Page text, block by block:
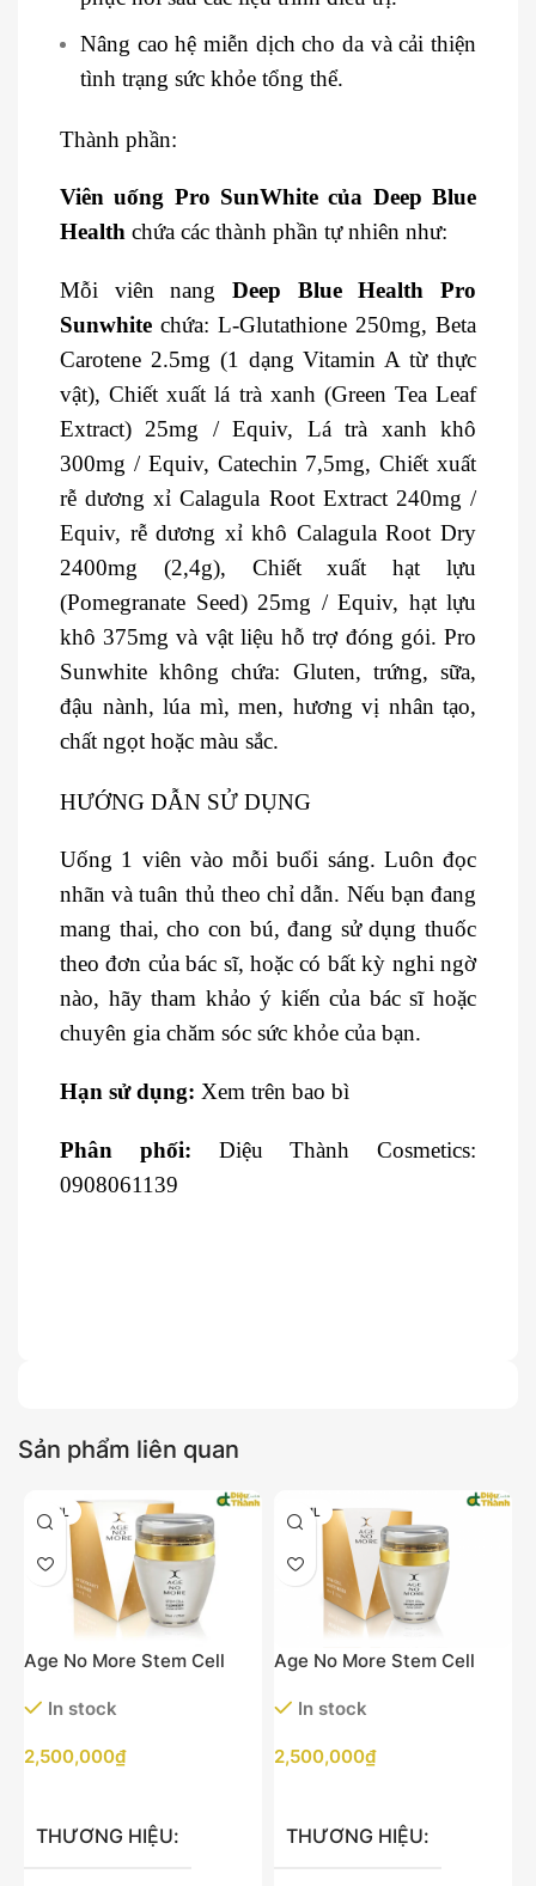
Nâng cao hệ miễn dịch cho da và cải thiện
tình trạng sức khỏe tổng thể.
Thành phần:
Viên uống Pro SunWhite của Deep Blue
Health chứa các thành phần tự nhiên như:
Mỗi viên nang Deep Blue Health Pro
Sunwhite chứa: L-Glutathione 250mg, Beta
Carotene 2.5mg (1 dạng Vitamin A từ thực
vật), Chiết xuất lá trà xanh (Green Tea Leaf
Extract) 25mg / Equiv, Lá trà xanh khô
300mg / Equiv, Catechin 7,5mg, Chiết xuất
rễ dương xỉ Calagula Root Extract 240mg /
Equiv, rễ dương xỉ khô Calagula Root Dry
2400mg (2,4g), Chiết xuất hạt lựu
(Pomegranate Seed) 25mg / Equiv, hạt lựu
khô 375mg và vật liệu hỗ trợ đóng gói. Pro
Sunwhite không chứa: Gluten, trứng, sữa,
đậu nành, lúa mì, men, hương vị nhân tạo,
chất ngọt hoặc màu sắc.
HƯỚNG DẪN SỬ DỤNG
Uống 1 viên vào mỗi buổi sáng. Luôn đọc
nhãn và tuân thủ theo chỉ dẫn. Nếu bạn đang
mang thai, cho con bú, đang sử dụng thuốc
theo đơn của bác sĩ, hoặc có bất kỳ nghi ngờ
nào, hãy tham khảo ý kiến của bác sĩ hoặc
chuyên gia chăm sóc sức khỏe của bạn.
Hạn sử dụng: Xem trên bao bì
Phân phối: Diệu Thành Cosmetics:
0908061139
Sản phẩm liên quan
50ML
Age No More Stem Cell
nhau thai cừu)
In stock
2,500,000₫
THƯƠNG HIỆU
30ML
Age No More Stem Cell
bào gốc nhau thai cừu age
In stock
2,500,000₫
THƯƠNG HIỆU